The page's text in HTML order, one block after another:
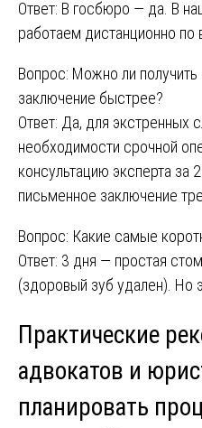
Ответ: В госбюро — да. В
работаем дистанционно по
Вопрос: Можно ли получить
заключение быстрее?
Ответ: Да, для экстренных
необходимости срочной
консультацию эксперта за
письменное заключение
Вопрос: Какие самые
Ответ: 3 дня — простая
(здоровый зуб удален). Но
Практические
адвокатов и
планировать